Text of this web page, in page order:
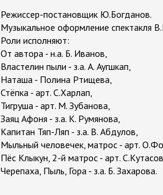
Режиссер-постановщик Ю.Богданов.
Музыкальное оформление спектакля
Роли исполняют:
От автора - н.а. Б. Иванов,
Властелин пыли - з.а. А. Аугшкап,
Наташа - Полина Ртищева,
Стёпка - арт. С.Харлап,
Тигруша - арт. М. Зубанова,
Заяц Афоня - з.а. К. Румянова,
Капитан Тяп-Ляп - з.а. В. Абдулов,
Мыльный человечек, матрос - арт.
Пёс Клыкун, 2-й матрос - арт.
Черепаха, Пыль, Гора - з.а. Б. Захарова.